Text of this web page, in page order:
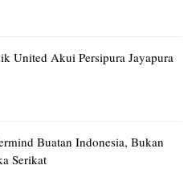
United Akui Persipura Jayapura
Buatan Indonesia, Bukan
Serikat